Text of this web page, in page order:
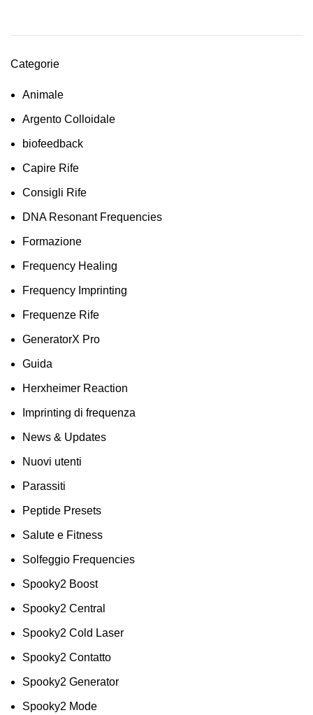
Categorie
Animale
Argento Colloidale
biofeedback
Capire Rife
Consigli Rife
DNA Resonant Frequencies
Formazione
Frequency Healing
Frequency Imprinting
Frequenze Rife
GeneratorX Pro
Guida
Herxheimer Reaction
Imprinting di frequenza
News & Updates
Nuovi utenti
Parassiti
Peptide Presets
Salute e Fitness
Solfeggio Frequencies
Spooky2 Boost
Spooky2 Central
Spooky2 Cold Laser
Spooky2 Contatto
Spooky2 Generator
Spooky2 Mode